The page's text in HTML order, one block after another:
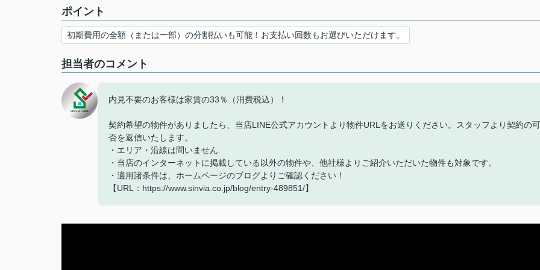
ポイント
初期費用の全額（または一部）の分割払いも可能！お支払い回数もお選びいただけます。
担当者のコメント
内見不要のお客様は家賃の33％（消費税込）！
契約希望の物件がありましたら、当店LINE公式アカウントより物件URLをお送りください。スタッフより契約の可
否を返信いたします。
・エリア・沿線は問いません
・当店のインターネットに掲載している以外の物件や、他社様よりご紹介いただいた物件も対象です。
・適用諸条件は、ホームページのブログよりご確認ください！
【URL：https://www.sinvia.co.jp/blog/entry-489851/】